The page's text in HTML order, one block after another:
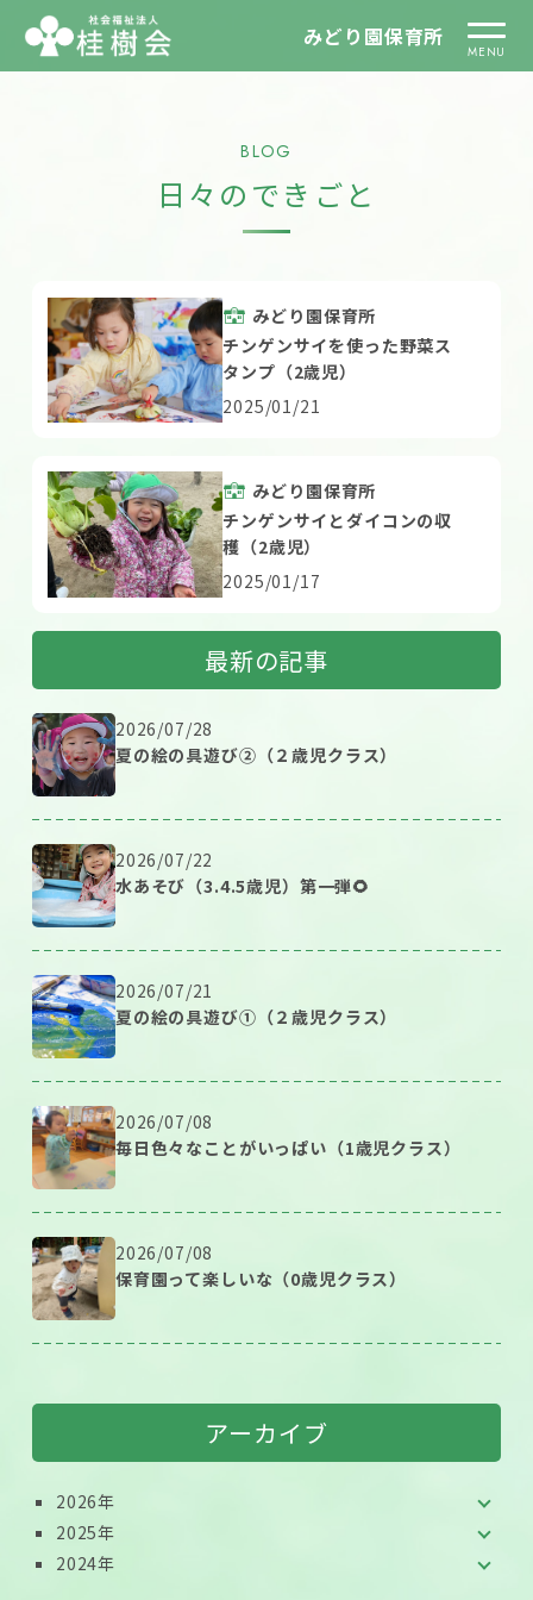
みどり園保育所
BLOG
日々のできごと
みどり園保育所
チンゲンサイを使った野菜ス
タンプ（2歳児）
2025/01/21
みどり園保育所
チンゲンサイとダイコンの収
穫（2歳児）
2025/01/17
最新の記事
2026/07/28
夏の絵の具遊び②（２歳児クラス）
2026/07/22
水あそび（3.4.5歳児）第一弾🌻
2026/07/21
夏の絵の具遊び①（２歳児クラス）
2026/07/08
毎日色々なことがいっぱい（1歳児クラス）
2026/07/08
保育園って楽しいな（0歳児クラス）
アーカイブ
2026年
2025年
2024年